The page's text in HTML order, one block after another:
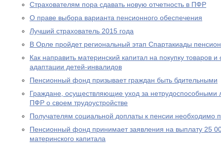
Страхователям пора сдавать новую отчетность в ПФР
О праве выбора варианта пенсионного обеспечения
Лучший страхователь 2015 года
В Орле пройдет региональный этап Спартакиады
Как направить материнский капитал на покупку товаров
адаптации детей-инвалидов
Пенсионный фонд призывает граждан быть бдительными
Граждане, осуществляющие уход за
ПФР о своем трудоустройстве
Получателям социальной доплаты к пенсии необходимо
Пенсионный фонд принимает заявления на выплату 25
материнского капитала